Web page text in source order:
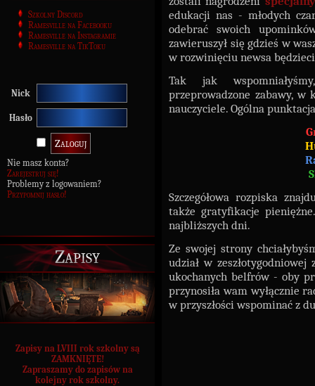
Szkolny Discord
Ramesville na Facebooku
Ramesville na Instagramie
Ramesville na TikToku
Nick
Hasło
Nie masz konta?
Zarejestruj się!
Problemy z logowaniem?
Przypomnij hasło!
Zapisy
Zapisy na LVIII rok szkolny są
ZAMKNIĘTE!
Zapraszamy do zapisów na
kolejny rok szkolny.
edukacji nas - młodych
odebrać swoich
zawieruszył się gdzieś w
w rozwinięciu newsa
Tak jak
przeprowadzone zabawy,
nauczyciele. Ogólna
Szczegółowa rozpiska
także gratyfikacje
najbliższych dni.
Ze swojej strony
udział w
ukochanych belfrów - oby
przynosiła wam wyłącznie
w przyszłości wspominać z